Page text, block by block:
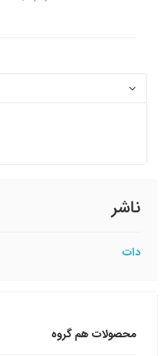
ناشر
دات
محصولات هم گروه